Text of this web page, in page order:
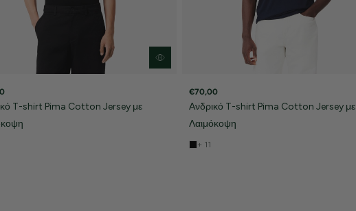
T-shirt Pima Cotton Jersey με
€70,00
Ανδρικό T-shirt Pima Cotton Jersey με
Λαιμόκοψη
+ 11